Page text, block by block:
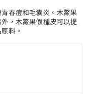
春痘和毛囊炎。木鱉果
，木鱉果假種皮可以提
料。